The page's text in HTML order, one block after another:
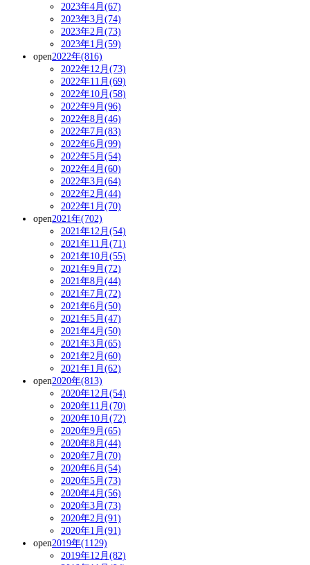
2023年4月(67)
2023年3月(74)
2023年2月(73)
2023年1月(59)
open2022年(816)
2022年12月(73)
2022年11月(69)
2022年10月(58)
2022年9月(96)
2022年8月(46)
2022年7月(83)
2022年6月(99)
2022年5月(54)
2022年4月(60)
2022年3月(64)
2022年2月(44)
2022年1月(70)
open2021年(702)
2021年12月(54)
2021年11月(71)
2021年10月(55)
2021年9月(72)
2021年8月(44)
2021年7月(72)
2021年6月(50)
2021年5月(47)
2021年4月(50)
2021年3月(65)
2021年2月(60)
2021年1月(62)
open2020年(813)
2020年12月(54)
2020年11月(70)
2020年10月(72)
2020年9月(65)
2020年8月(44)
2020年7月(70)
2020年6月(54)
2020年5月(73)
2020年4月(56)
2020年3月(73)
2020年2月(91)
2020年1月(91)
open2019年(1129)
2019年12月(82)